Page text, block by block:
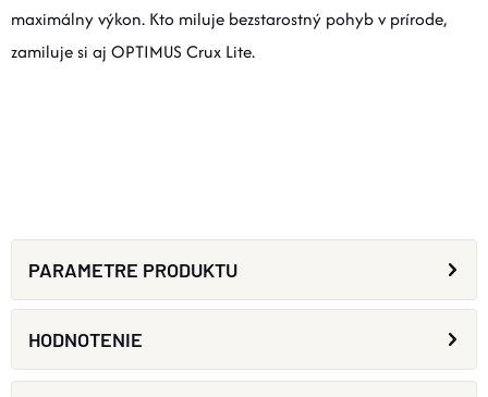
maximálny výkon. Kto miluje bezstarostný pohyb v prírode,
zamiluje si aj OPTIMUS Crux Lite.
PARAMETRE PRODUKTU
HODNOTENIE